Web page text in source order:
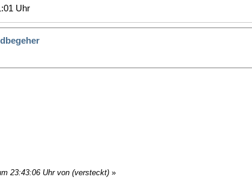
Uhr
23:43:06 Uhr von (versteckt) »